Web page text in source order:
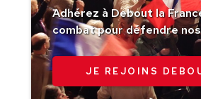
Adhérez à Debout la
combat pour défendre
JE REJOINS